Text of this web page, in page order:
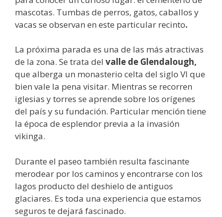
mascotas. Tumbas de perros, gatos, caballos y
vacas se observan en este particular recinto.
La próxima parada es una de las más atractivas
de la zona. Se trata del valle de Glendalough,
que alberga un monasterio celta del siglo VI que
bien vale la pena visitar. Mientras se recorren
iglesias y torres se aprende sobre los orígenes
del país y su fundación. Particular mención tiene
la época de esplendor previa a la invasión
vikinga.
Durante el paseo también resulta fascinante
merodear por los caminos y encontrarse con los
lagos producto del deshielo de antiguos
glaciares. Es toda una experiencia que estamos
seguros te dejará fascinado.